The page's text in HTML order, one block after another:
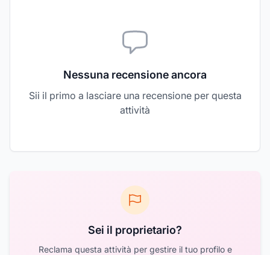
Nessuna recensione ancora
Sii il primo a lasciare una recensione per questa
attività
Sei il proprietario?
Reclama questa attività per gestire il tuo profilo e